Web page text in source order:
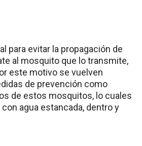
para evitar la propagación de
al mosquito que lo transmite,
este motivo se vuelven
de prevención como
de estos mosquitos, lo cuales
agua estancada, dentro y